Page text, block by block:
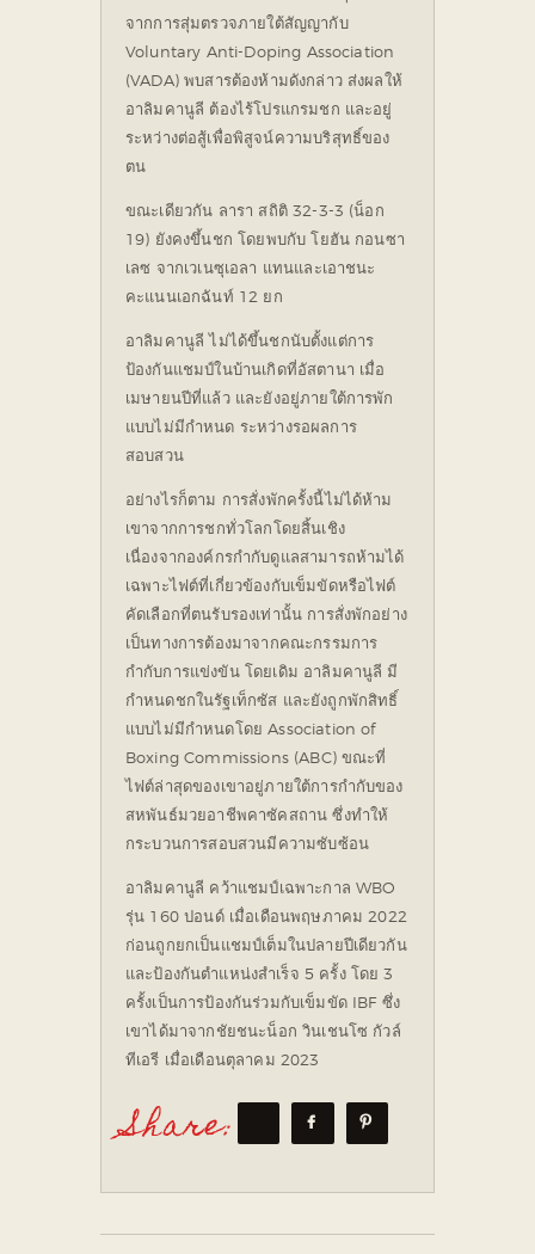
จากการสุ่มตรวจภายใต้สัญญากับ
Voluntary Anti-Doping Association
(VADA) พบสารต้องห้ามดังกล่าว ส่งผลให้
อาลิมคานูลี ต้องไร้โปรแกรมชก และอยู่
ระหว่างต่อสู้เพื่อพิสูจน์ความบริสุทธิ์ของ
ตน
ขณะเดียวกัน ลารา สถิติ 32-3-3 (น็อก
19) ยังคงขึ้นชก โดยพบกับ โยฮัน กอนซา
เลซ จากเวเนซุเอลา แทนและเอาชนะ
คะแนนเอกฉันท์ 12 ยก
อาลิมคานูลี ไม่ได้ขึ้นชกนับตั้งแต่การ
ป้องกันแชมป์ในบ้านเกิดที่อัสตานา เมื่อ
เมษายนปีที่แล้ว และยังอยู่ภายใต้การพัก
แบบไม่มีกำหนด ระหว่างรอผลการ
สอบสวน
อย่างไรก็ตาม การสั่งพักครั้งนี้ไม่ได้ห้าม
เขาจากการชกทั่วโลกโดยสิ้นเชิง
เนื่องจากองค์กรกำกับดูแลสามารถห้ามได้
เฉพาะไฟต์ที่เกี่ยวข้องกับเข็มขัดหรือไฟต์
คัดเลือกที่ตนรับรองเท่านั้น การสั่งพักอย่าง
เป็นทางการต้องมาจากคณะกรรมการ
กำกับการแข่งขัน โดยเดิม อาลิมคานูลี มี
กำหนดชกในรัฐเท็กซัส และยังถูกพักสิทธิ์
แบบไม่มีกำหนดโดย Association of
Boxing Commissions (ABC) ขณะที่
ไฟต์ล่าสุดของเขาอยู่ภายใต้การกำกับของ
สหพันธ์มวยอาชีพคาซัคสถาน ซึ่งทำให้
กระบวนการสอบสวนมีความซับซ้อน
อาลิมคานูลี คว้าแชมป์เฉพาะกาล WBO
รุ่น 160 ปอนด์ เมื่อเดือนพฤษภาคม 2022
ก่อนถูกยกเป็นแชมป์เต็มในปลายปีเดียวกัน
และป้องกันตำแหน่งสำเร็จ 5 ครั้ง โดย 3
ครั้งเป็นการป้องกันร่วมกับเข็มขัด IBF ซึ่ง
เขาได้มาจากชัยชนะน็อก วินเชนโซ กัวล์
ทีเอรี เมื่อเดือนตุลาคม 2023
Share: